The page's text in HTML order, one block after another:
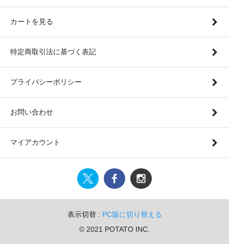
カートを見る
特定商取引法に基づく表記
プライバシーポリシー
お問い合わせ
マイアカウント
表示切替 : PC版に切り替える
© 2021 POTATO INC.